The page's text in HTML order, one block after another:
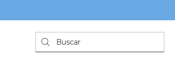
Búsqueda
de
productos